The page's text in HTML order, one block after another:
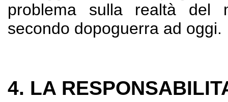
problema sulla realtà del
secondo dopoguerra ad oggi.
4. LA